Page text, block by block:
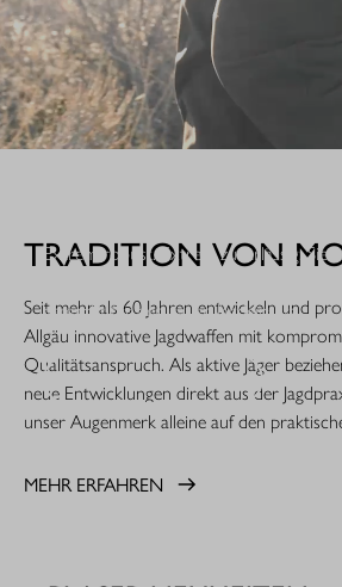
Extrem robust. Extrem zuverlässig: Sie
gemacht für den rauen Jagdeinsatz.
MEHR ERFAHREN
TRADITION VON
Seit mehr als 60 Jahren entwickeln und
Allgäu innovative Jagdwaffen mit
Qualitätsanspruch. Als aktive Jäger
neue Entwicklungen direkt aus der
unser Augenmerk alleine auf den
MEHR ERFAHREN